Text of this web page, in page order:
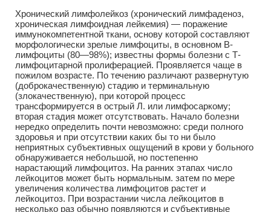
Хронический лимфолейкоз (хронический лимфаденоз,
хроническая лимфоидная лейкемия) — поражение
иммунокомпетентной ткани, основу которой составляют
морфологически зрелые лимфоциты, в основном В-
лимфоциты (80—98%); известны формы болезни с Т-
лимфоцитарной пролиферацией. Проявляется чаще в
пожилом возрасте. По течению различают развернутую
(доброкачественную) стадию и терминальную
(злокачественную), при которой процесс
трансформируется в острый Л. или лимфосаркому;
вторая стадия может отсутствовать. Начало болезни
нередко определить почти невозможно: среди полного
здоровья и при отсутствии каких бы то ни было
неприятных субъективных ощущений в крови у больного
обнаруживается небольшой, но постепенно
нарастающий лимфоцитоз. На ранних этапах число
лейкоцитов может быть нормальным. затем по мере
увеличения количества лимфоцитов растет и
лейкоцитоз. При возрастании числа лейкоцитов в
несколько раз обычно появляются и субъективные